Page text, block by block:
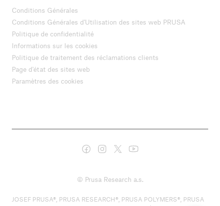
Conditions Générales
Conditions Générales d'Utilisation des sites web PRUSA
Politique de confidentialité
Informations sur les cookies
Politique de traitement des réclamations clients
Page d'état des sites web
Paramètres des cookies
© Prusa Research a.s.
JOSEF PRUSA®, PRUSA RESEARCH®, PRUSA POLYMERS®, PRUSA